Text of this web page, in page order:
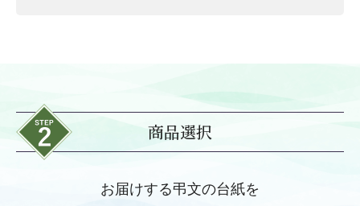
商品選択
お届けする弔文の台紙を